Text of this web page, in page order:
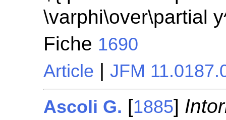
\varphi\over\partial
Fiche 1690
Article |JFM
Ascoli G. [1885]